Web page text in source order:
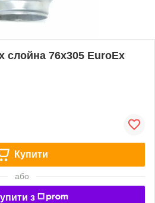
слойна 76x305 EuroEx
Купити
або
з